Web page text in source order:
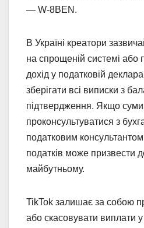
— W-8BEN.
В Україні креатори
на спрощеній системі або
дохід у податковій
зберігати всі виписки з
підтвердження. Якщо суми
проконсультуватися з
податковим
податків може призвести
майбутньому.
TikTok залишає за собою
або скасовувати виплати